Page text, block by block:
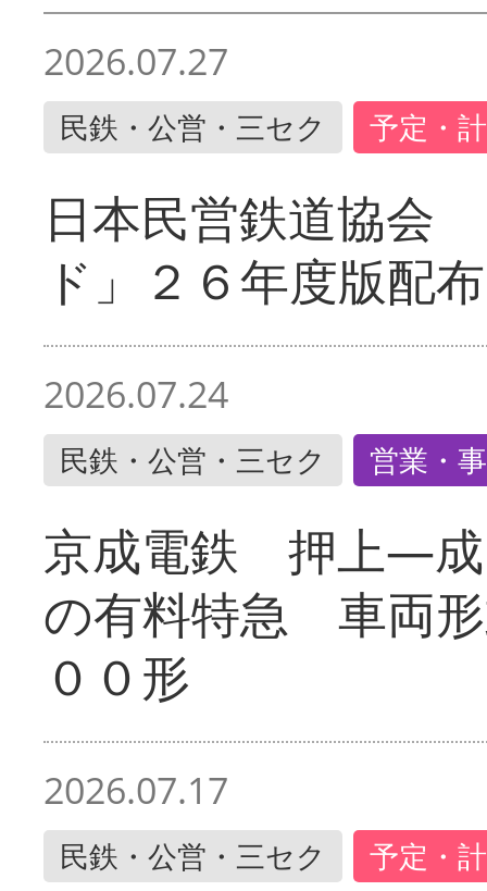
2026.07.27
民鉄・公営・三セク 予定・
日本民営鉄道協会
ド」２６年度版配布
2026.07.24
民鉄・公営・三セク 営業・
京成電鉄 押上―成
の有料特急 車両
００形
2026.07.17
民鉄・公営・三セク 予定・